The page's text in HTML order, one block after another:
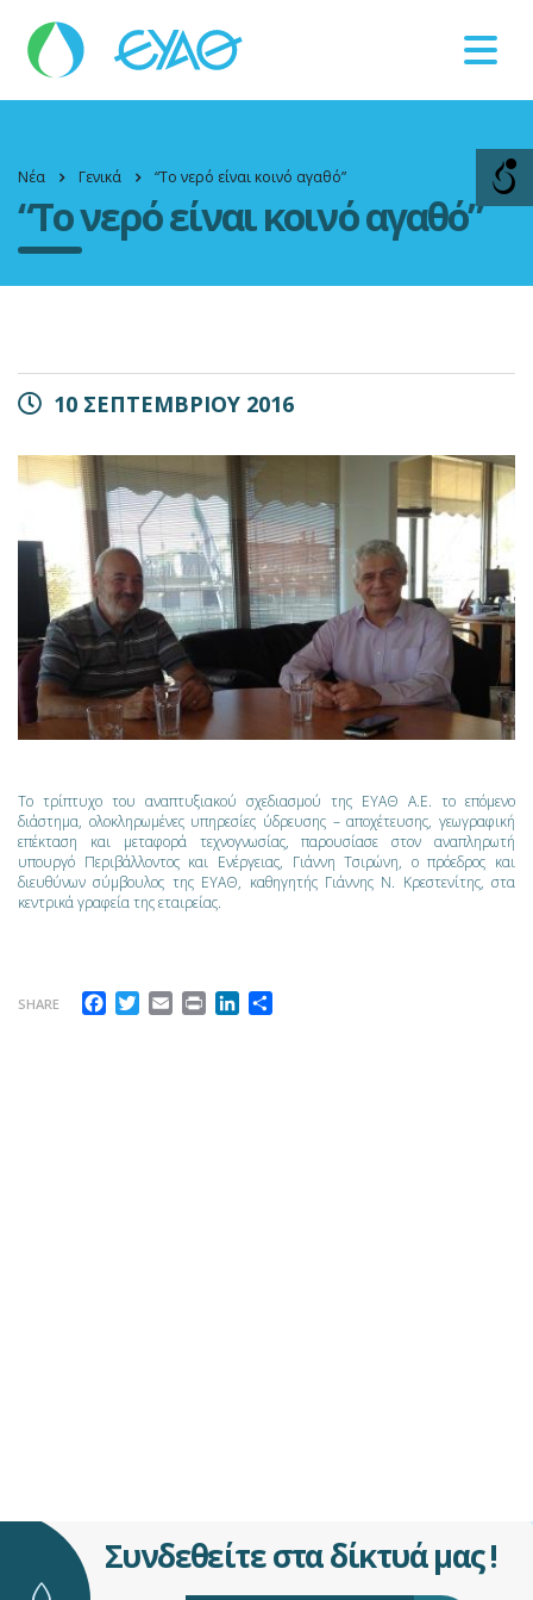
Νέα Γενικά “Το νερό είναι κοινό αγαθό”
“Το νερό είναι κοινό αγαθό”
10 ΣΕΠΤΕΜΒΡΙΟΥ 2016
Το τρίπτυχο του αναπτυξιακού σχεδιασμού της ΕΥΑΘ Α.Ε. το επόμενο
διάστημα, ολοκληρωμένες υπηρεσίες ύδρευσης – αποχέτευσης, γεωγραφική
επέκταση και μεταφορά τεχνογνωσίας, παρουσίασε στον αναπληρωτή
υπουργό Περιβάλλοντος και Ενέργειας, Γιάννη Τσιρώνη, ο πρόεδρος και
διευθύνων σύμβουλος της ΕΥΑΘ, καθηγητής Γιάννης Ν. Κρεστενίτης, στα
κεντρικά γραφεία της εταιρείας.
SHARE Facebook
Twitter
EmailPrintLinkedIn
Συνδεθείτε στα δίκτυά μας !